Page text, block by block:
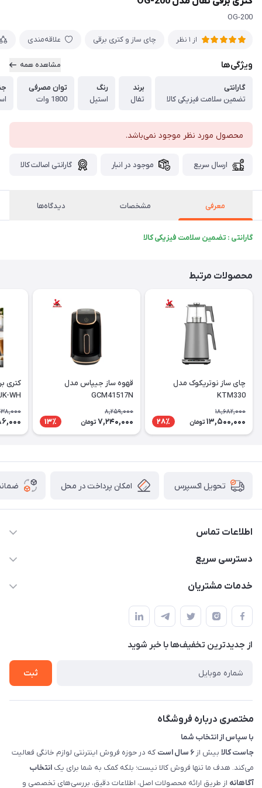
OG-200
از 1 نظر چای ساز و کتری برقی علاقه‌مندی
ویژگی‌ها مشاهده همه
گارانتی
تضمین سلامت فیزیکی کالا
برند
تفال
رنگ
استیل
توان مصرفی
1800 وات
محصول مورد نظر موجود نمی‌باشد.
ارسال سریع موجود در انبار گارانتی اصالت کالا
معرفی مشخصات دیدگاه‌ها
گارانتی : تضمین سلامت فیزیکی کالا
محصولات مرتبط
چای ساز نوتریکوک مدل
KTM330
18,682,000
13,500,000 تومان 28٪
قهوه ساز جیپاس مدل
GCM41517N
8,259,000
7,240,000 تومان 13٪
کتری
WH
تحویل اکسپرس امکان پرداخت در محل
اطلاعات تماس
09398557137
سمت چپ (فروشگاه صوتی عباسی) - "تحویل حضوری فقط با
هماهنگی"
دسترسی سریع
لیست محصولات
حساب کاربری
تماس با ما
خدمات مشتریان
راهنما
پرسش های شما
شرایط و ضوابط گارانتی
روش های بازگرداندن کالا
از جدید‌ترین تخفیف‌ها با‌ خبر شوید
ثبت
مختصری درباره فروشگاه
با سپاس از انتخاب شما
جاست کالا بیش از ۶ سال است
که در حوزه فروش اینترنتی لوازم خانگی فعالیت
می‌کند. هدف ما تنها فروش کالا نیست؛ بلکه کمک به شما برای یک انتخاب
آگاهانه از طریق ارائه محصولات اصل، اطلاعات دقیق، بررسی‌های تخصصی و